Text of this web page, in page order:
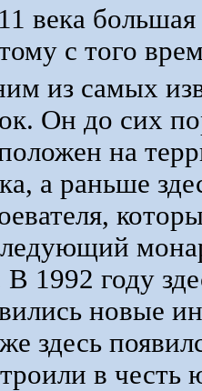
века большая
с того
из самых
Он до сих
на
а раньше
В 1992 году
новые
здесь
в честь